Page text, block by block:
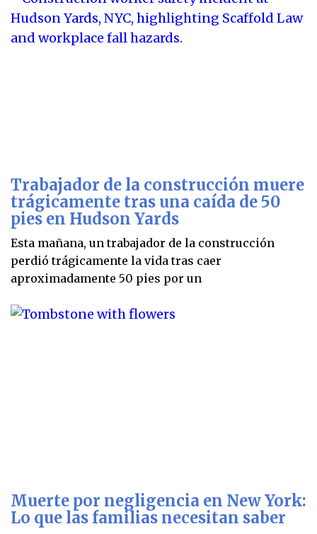
Trabajador de la construcción muere
trágicamente tras una caída de 50
pies en Hudson Yards
Esta mañana, un trabajador de la construcción
perdió trágicamente la vida tras caer
aproximadamente 50 pies por un
Muerte por negligencia en New York:
Lo que las familias necesitan saber